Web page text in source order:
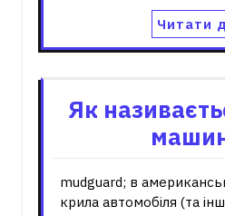
Читати
Як
mudguard; в
крила автомобіля (та